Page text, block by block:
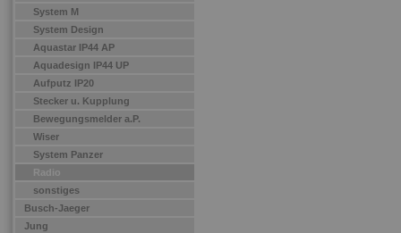
System M
System Design
Aquastar IP44 AP
Aquadesign IP44 UP
Aufputz IP20
Stecker u. Kupplung
Bewegungsmelder a.P.
Wiser
System Panzer
Radio
sonstiges
Busch-Jaeger
Jung